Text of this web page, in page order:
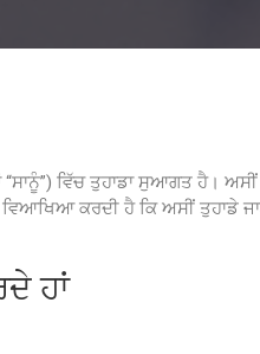
ਵਿੱਚ ਤੁਹਾਡਾ ਸੁਆਗਤ ਹੈ।
ਕਰਦੀ ਹੈ ਕਿ ਅਸੀਂ ਤੁਹਾਡੇ
ਹਾਂ